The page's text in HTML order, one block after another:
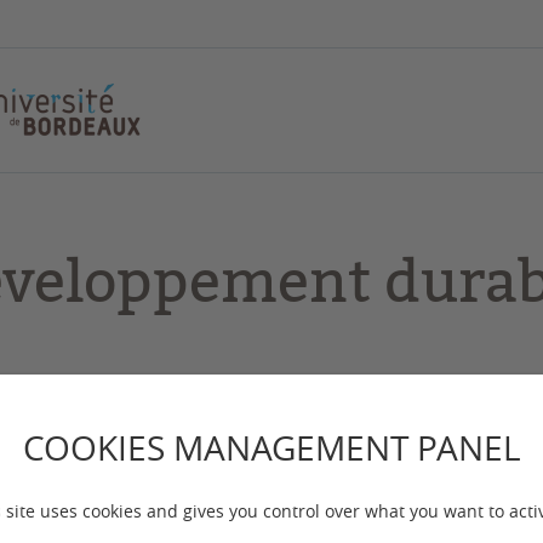
COOKIES MANAGEMENT PANEL
site uses cookies and gives you control over what you want to
pour une science responsable et durable"
: Bénédicte SALIN